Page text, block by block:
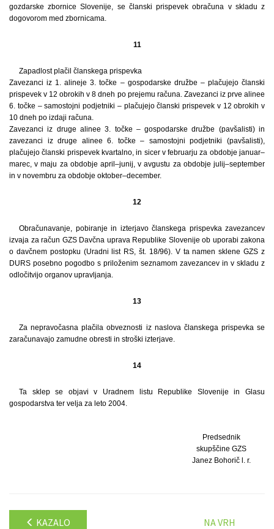
gozdarske zbornice Slovenije, se članski prispevek obračuna v skladu z
dogovorom med zbornicama.
11
Zapadlost plačil članskega prispevka
Zavezanci iz 1. alineje 3. točke – gospodarske družbe – plačujejo članski
prispevek v 12 obrokih v 8 dneh po prejemu računa. Zavezanci iz prve alinee
6. točke – samostojni podjetniki – plačujejo članski prispevek v 12 obrokih v
10 dneh po izdaji računa.
Zavezanci iz druge alinee 3. točke – gospodarske družbe (pavšalisti) in
zavezanci iz druge alinee 6. točke – samostojni podjetniki (pavšalisti),
plačujejo članski prispevek kvartalno, in sicer v februarju za obdobje januar–
marec, v maju za obdobje april–junij, v avgustu za obdobje julij–september
in v novembru za obdobje oktober–december.
12
Obračunavanje, pobiranje in izterjavo članskega prispevka zavezancev
izvaja za račun GZS Davčna uprava Republike Slovenije ob uporabi zakona
o davčnem postopku (Uradni list RS, št. 18/96). V ta namen sklene GZS z
DURS posebno pogodbo s priloženim seznamom zavezancev in v skladu z
odločitvijo organov upravljanja.
13
Za nepravočasna plačila obveznosti iz naslova članskega prispevka se
zaračunavajo zamudne obresti in stroški izterjave.
14
Ta sklep se objavi v Uradnem listu Republike Slovenije in Glasu
gospodarstva ter velja za leto 2004.
Predsednik
skupščine GZS
Janez Bohorič l. r.
KAZALO NA VRH